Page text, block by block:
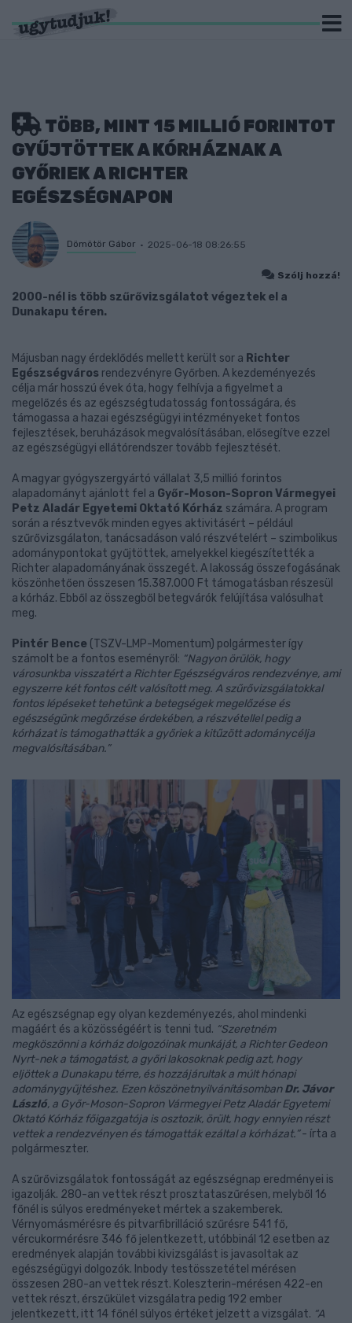
TÖBB, MINT 15 MILLIÓ FORINTOT
GYŰJTÖTTEK A KÓRHÁZNAK A
GYŐRIEK A RICHTER
EGÉSZSÉGNAPON
Dömötör Gábor 2025-06-18 08:26:55
Szólj hozzá!
2000-nél is több szűrővizsgálatot végeztek el a
Dunakapu téren.
Májusban nagy érdeklődés mellett került sor a Richter
Egészségváros rendezvényre Győrben. A kezdeményezés
célja már hosszú évek óta, hogy felhívja a figyelmet a
megelőzés és az egészségtudatosság fontosságára, és
támogassa a hazai egészségügyi intézményeket fontos
fejlesztések, beruházások megvalósításában, elősegítve ezzel
az egészségügyi ellátórendszer tovább fejlesztését.
A magyar gyógyszergyártó vállalat 3,5 millió forintos
alapadományt ajánlott fel a Győr-Moson-Sopron Vármegyei
Petz Aladár Egyetemi Oktató Kórház számára. A program
során a résztvevők minden egyes aktivitásért – például
szűrővizsgálaton, tanácsadáson való részvételért – szimbolikus
adománypontokat gyűjtöttek, amelyekkel kiegészítették a
Richter alapadományának összegét. A lakosság összefogásának
köszönhetően összesen 15.387.000 Ft támogatásban részesül
a kórház. Ebből az összegből betegvárók felújítása valósulhat
meg.
Pintér Bence (TSZV-LMP-Momentum) polgármester így
számolt be a fontos eseményről: “Nagyon örülök, hogy
városunkba visszatért a Richter Egészségváros rendezvénye, ami
egyszerre két fontos célt valósított meg. A szűrővizsgálatokkal
fontos lépéseket tehetünk a betegségek megelőzése és
egészségünk megőrzése érdekében, a részvétellel pedig a
kórházat is támogathatták a győriek a kitűzött adománycélja
megvalósításában.”
Az egészségnap egy olyan kezdeményezés, ahol mindenki
magáért és a közösségéért is tenni tud. “Szeretném
megköszönni a kórház dolgozóinak munkáját, a Richter Gedeon
Nyrt-nek a támogatást, a győri lakosoknak pedig azt, hogy
eljöttek a Dunakapu térre, és hozzájárultak a múlt hónapi
adománygyűjtéshez. Ezen köszönetnyilvánításombanDr. Jávor
László, a Győr-Moson-Sopron Vármegyei Petz Aladár Egyetemi
Oktató Kórház főigazgatója is osztozik, örült, hogy ennyien részt
vettek a rendezvényen és támogatták ezáltal a kórházat.”- írta a
polgármeszter.
A szűrővizsgálatok fontosságát az egészségnap eredményei is
igazolják. 280-an vettek részt prosztataszűrésen, melyből 16
főnél is súlyos eredményeket mértek a szakemberek.
Vérnyomásmérésre és pitvarfibrilláció szűrésre 541 fő,
vércukormérésre 346 fő jelentkezett, utóbbinál 12 esetben az
eredmények alapján további kivizsgálást is javasoltak az
egészségügyi dolgozók. Inbody testösszetétel mérésen
összesen 280-an vettek részt. Koleszterin-mérésen 422-en
vettek részt, érszűkület vizsgálatra pedig 192 ember
jelentkezett, itt 14 főnél súlyos értéket jelzett a vizsgálat. “A